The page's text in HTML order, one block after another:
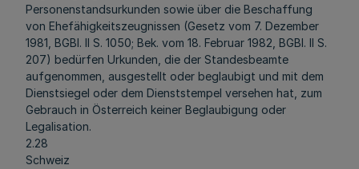
Personenstandsurkunden sowie über die Beschaffung
von Ehefähigkeitszeugnissen (Gesetz vom 7. Dezember
1981, BGBl. II S. 1050; Bek. vom 18. Februar 1982, BGBl. II S.
207) bedürfen Urkunden, die der Standesbeamte
aufgenommen, ausgestellt oder beglaubigt und mit dem
Dienstsiegel oder dem Dienststempel versehen hat, zum
Gebrauch in Österreich keiner Beglaubigung oder
Legalisation.
2.28
Schweiz